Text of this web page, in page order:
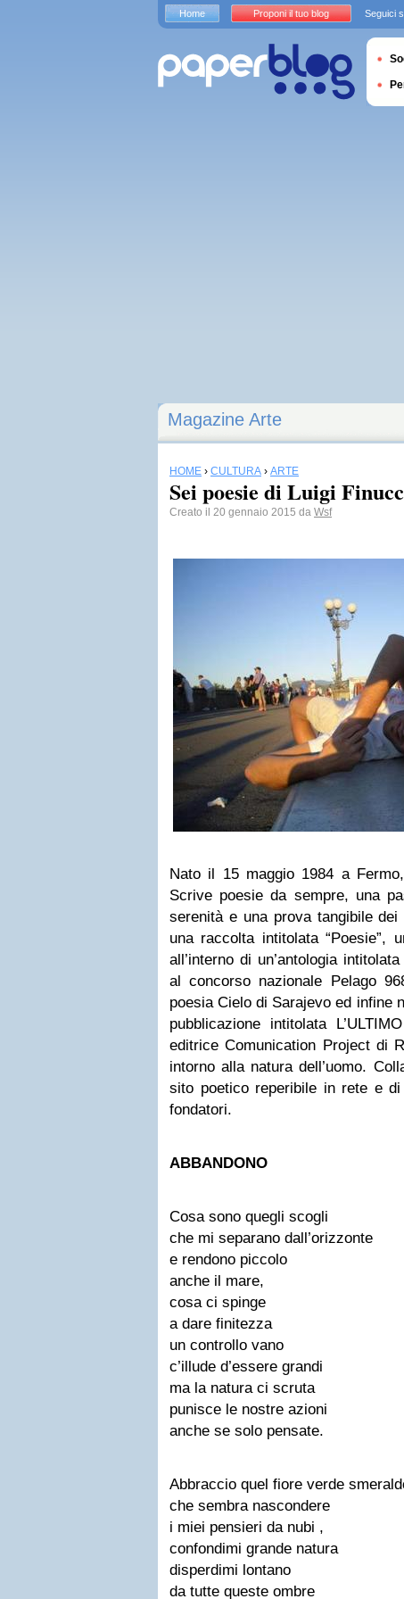
Magazine Arte
HOME › CULTURA › ARTE
Sei poesie di Luigi
Creato il 20 gennaio 2015 da Wsf
Nato il 15 maggio 1984 a
Scrive poesie da sempre, una
serenità e una prova tangibile
una raccolta intitolata “Poesie”,
all’interno di un’antologia
al concorso nazionale Pelago
poesia Cielo di Sarajevo ed infine
pubblicazione intitolata
editrice Comunication Project di
intorno alla natura dell’uomo.
sito poetico reperibile in rete e
fondatori.
ABBANDONO
Cosa sono quegli scogli
che mi separano dall’orizzonte
e rendono piccolo
anche il mare,
cosa ci spinge
a dare finitezza
un controllo vano
c’illude d’essere grandi
ma la natura ci scruta
punisce le nostre azioni
anche se solo pensate.
Abbraccio quel fiore verde
che sembra nascondere
i miei pensieri da nubi ,
confondimi grande natura
disperdimi lontano
da tutte queste ombre
Home Proponi il tuo blog Seguici